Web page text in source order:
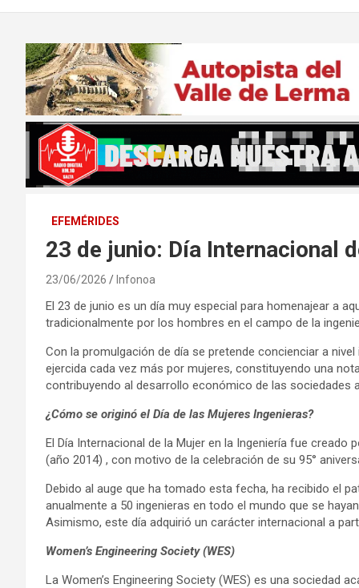
EFEMÉRIDES
23 de junio: Día Internacional
23/06/2026 Infonoa
El 23 de junio es un día muy especial para homenajear a
tradicionalmente por los hombres en el campo de la
Con la promulgación de día se pretende concienciar a
ejercida cada vez más por mujeres, constituyendo una
contribuyendo al desarrollo económico de las sociedades a
¿Cómo se originó el Día de las Mujeres Ingenieras?
El Día Internacional de la Mujer en la Ingeniería fue creado
(año 2014) , con motivo de la celebración de su 95°
Debido al auge que ha tomado esta fecha, ha recibido el
anualmente a 50 ingenieras en todo el mundo que se
Asimismo, este día adquirió un carácter internacional a
Women’s Engineering Society (WES)
La Women’s Engineering Society (WES) es una sociedad